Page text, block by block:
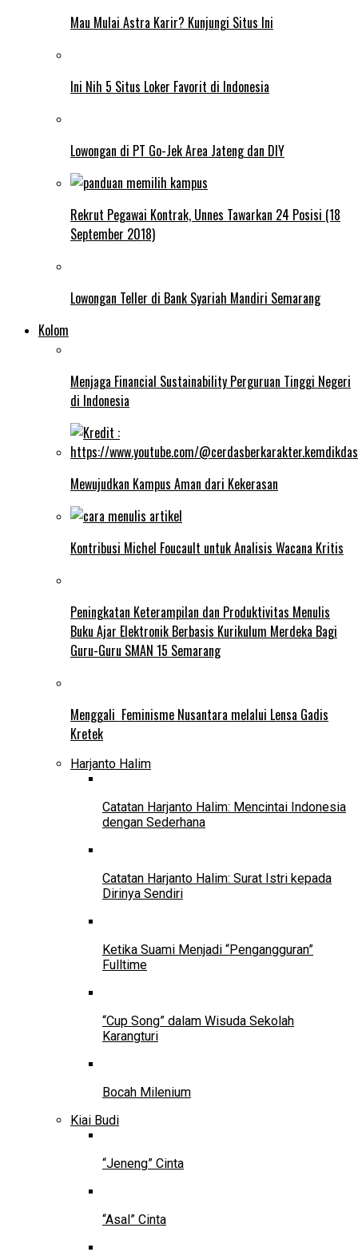
Mau Mulai Astra Karir? Kunjungi Situs Ini
Ini Nih 5 Situs Loker Favorit di Indonesia
Lowongan di PT Go-Jek Area Jateng dan DIY
Rekrut Pegawai Kontrak, Unnes Tawarkan 24 Posisi (18
September 2018)
Lowongan Teller di Bank Syariah Mandiri Semarang
Kolom
Menjaga Financial Sustainability Perguruan Tinggi Negeri
di Indonesia
Mewujudkan Kampus Aman dari Kekerasan
Kontribusi Michel Foucault untuk Analisis Wacana Kritis
Peningkatan Keterampilan dan Produktivitas Menulis
Buku Ajar Elektronik Berbasis Kurikulum Merdeka Bagi
Guru-Guru SMAN 15 Semarang
Menggali Feminisme Nusantara melalui Lensa Gadis
Kretek
Harjanto Halim
Catatan Harjanto Halim: Mencintai Indonesia
dengan Sederhana
Catatan Harjanto Halim: Surat Istri kepada
Dirinya Sendiri
Ketika Suami Menjadi “Pengangguran”
Fulltime
“Cup Song” dalam Wisuda Sekolah
Karangturi
Bocah Milenium
Kiai Budi
“Jeneng” Cinta
“Asal” Cinta